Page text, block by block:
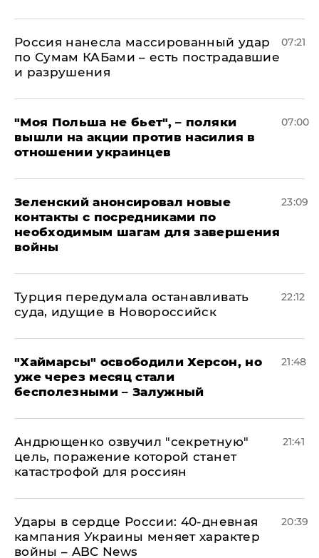
Россия нанесла массированный удар
по Сумам КАБами – есть пострадавшие
и разрушения
07:21
"Моя Польша не бьет", – поляки
вышли на акции против насилия в
отношении украинцев
07:00
Зеленский анонсировал новые
контакты с посредниками по
необходимым шагам для завершения
войны
23:09
Турция передумала останавливать
суда, идущие в Новороссийск
22:12
"Хаймарсы" освободили Херсон, но
уже через месяц стали
бесполезными – Залужный
21:48
Андрющенко озвучил "секретную"
цель, поражение которой станет
катастрофой для россиян
21:41
Удары в сердце России: 40-дневная
кампания Украины меняет характер
войны – ABC News
20:39